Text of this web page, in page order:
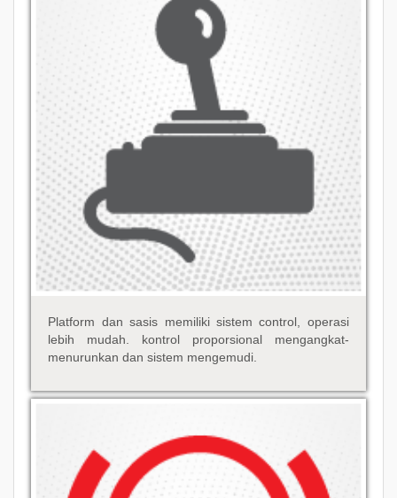
Platform dan sasis memiliki sistem control, operasi
lebih mudah. kontrol proporsional mengangkat-
menurunkan dan sistem mengemudi.